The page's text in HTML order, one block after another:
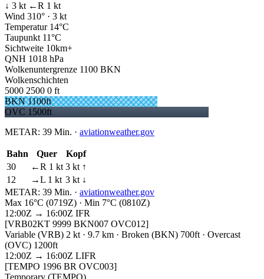
↓ 3 kt ←R 1 kt
Wind 310° · 3 kt
Temperatur 14°C
Taupunkt 11°C
Sichtweite 10km+
QNH 1018 hPa
Wolkenuntergrenze 1100 BKN
Wolkenschichten
5000 2500 0 ft
BKN 1100ft
OVC 1500ft
METAR: 39 Min. · aviationweather.gov
Bahn Quer
Kopf
30
←R 1 kt 3 kt ↑
12
→L 1 kt 3 kt ↓
METAR: 39 Min. · aviationweather.gov
Max 16°C (0719Z) · Min 7°C (0810Z)
12:00Z → 16:00Z IFR
[VRB02KT 9999 BKN007 OVC012]
Variable (VRB) 2 kt · 9.7 km · Broken (BKN) 700ft · Overcast
(OVC) 1200ft
12:00Z → 16:00Z LIFR
[TEMPO 1996 BR OVC003]